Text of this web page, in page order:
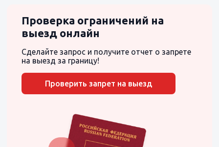
Проверка ограничений на
выезд онлайн
Сделайте запрос и получите отчет о запрете
на выезд за границу!
Проверить запрет на выезд